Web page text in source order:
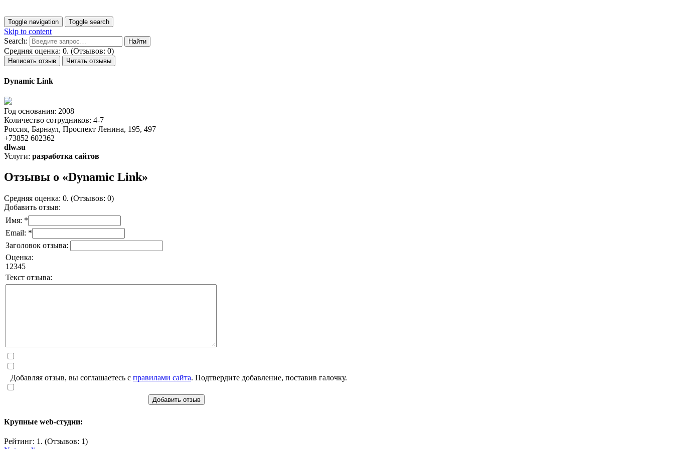
Toggle navigation Toggle search
Skip to content
Search:
Средняя оценка: 0. (Отзывов: 0)
Написать отзыв Читать отзывы
Dynamic Link
Год основания: 2008
Количество сотрудников: 4-7
Россия, Барнаул, Проспект Ленина, 195, 497
+73852 602362
dlw.su
Услуги: разработка сайтов
Отзывы о «Dynamic Link»
Средняя оценка: 0. (Отзывов: 0)
Добавить отзыв:
Имя: *
Email: *
Заголовок отзыва:
Оценка:
1 2345
Текст отзыва:
Добавляя отзыв, вы соглашаетесь с правилами сайта. Подтвердите добавление, поставив галочку.
Добавить отзыв
Крупные web-студии:
Рейтинг: 1. (Отзывов: 1)